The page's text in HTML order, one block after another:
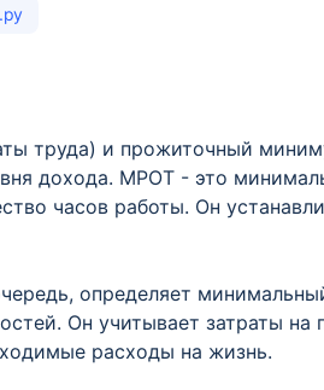
труда) и прожиточный
дохода. МРОТ - это
часов работы. Он
определяет
Он учитывает затраты на
расходы на жизнь.